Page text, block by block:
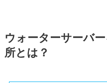
ウォーターサーバ
所とは？